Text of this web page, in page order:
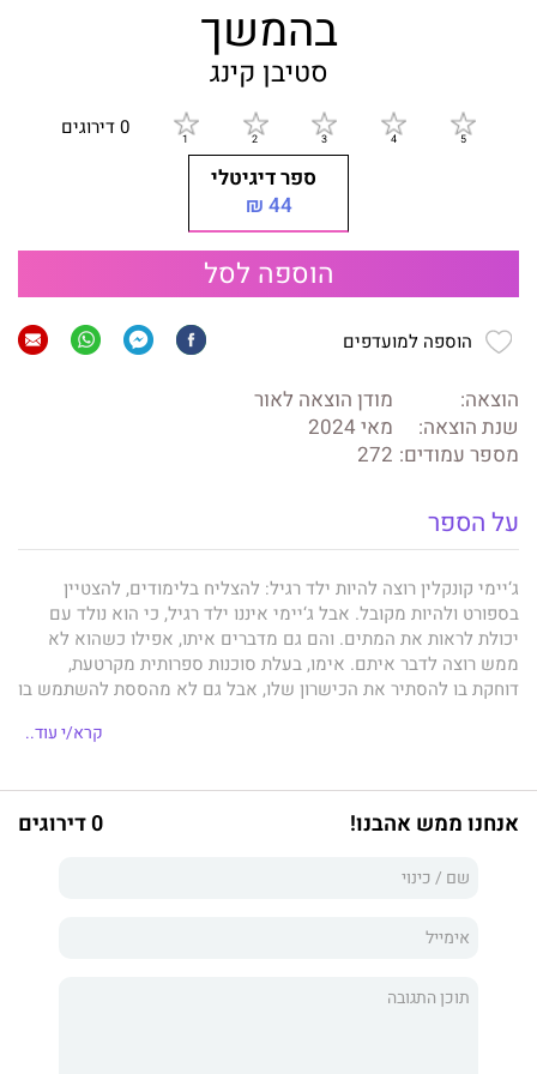
בהמשך
סטיבן קינג
0 דירוגים
ספר דיגיטלי
44 ₪
הוספה לסל
הוספה למועדפים
הוצאה:
מודן הוצאה לאור
שנת הוצאה:
מאי 2024
מספר עמודים: 272
על הספר
ג‘יימי קונקלין רוצה להיות ילד רגיל: להצליח בלימודים, להצטיין
בספורט ולהיות מקובל. אבל ג‘יימי איננו ילד רגיל, כי הוא נולד עם
יכולת לראות את המתים. והם גם מדברים איתו, אפילו כשהוא לא
ממש רוצה לדבר איתם. אימו, בעלת סוכנות ספרותית מקרטעת,
דוחקת בו להסתיר את הכישרון שלו, אבל גם לא מהססת להשתמש בו
לג‘יימי ולמשפחתו, מאלצת אותו להצטרף למרדף אחר רוצח שמאיים
מעל הראש בחקירה שתוצאותיה ימשיכו ללוות אותו עוד זמן רב. כי
מתברר שהמחיר של השימוש בכישרונו גבוה הרבה יותר מכפי שהיה
מסוגל לדמיין.
במסע ההתבגרות יוצא הדופן שלו, ג‘יימי נתקל ברוע אבל גם בנדיבות,
ויפות על אנשים חיים ומתים, גם על אלה הקרובים אליו ביותר.
מותח, סוחף ונוגע ללב על אובדן התמימות ועל הגבולות המטושטשים
קרא/י עוד..
אנחנו ממש אהבנו! 0 דירוגים